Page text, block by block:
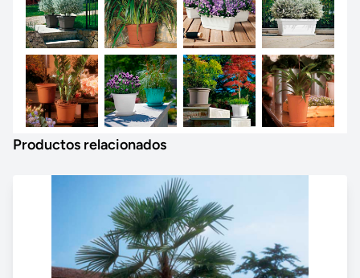
Productos relacionados